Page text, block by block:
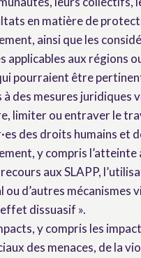
en matière de
ainsi que les
applicables aux régions
pourraient être
à des mesures juridiques
limiter ou entraver le
des droits humains et
y compris l’atteinte
aux SLAPP,
ou d’autres mécanismes
dissuasif ».
y compris les
des menaces, de la